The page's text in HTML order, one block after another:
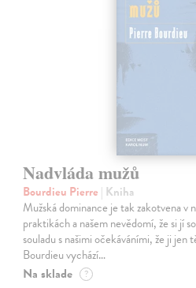
Nadvláda mužů
Bourdieu Pierre | Kniha
Mužská dominance je tak zakotvena v
praktikách a našem nevědomí, že si jí
souladu s našimi očekáváními, že ji jen
Bourdieu vychází…
Na sklade ?